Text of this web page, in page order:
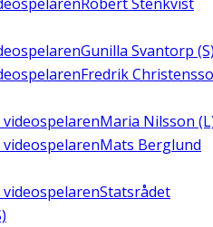
Gunilla Svantorp
Fredrik
videospelarenMaria Nilsson
videospelarenMats Berglund
videospelarenStatsrådet